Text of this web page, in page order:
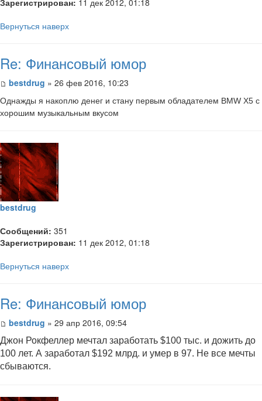
Вернуться наверх
Re: Финансовый юмор
bestdrug » 26 фев 2016, 10:23
Однажды я накоплю денег и стану первым обладателем BMW X5 с
хорошим музыкальным вкусом
bestdrug
Сообщений: 351
Зарегистрирован: 11 дек 2012, 01:18
Вернуться наверх
Re: Финансовый юмор
bestdrug » 29 апр 2016, 09:54
Джон Рокфеллер мечтал заработать $100 тыс. и дожить до
100 лет. А заработал $192 млрд. и умер в 97. Не все мечты
сбываются.